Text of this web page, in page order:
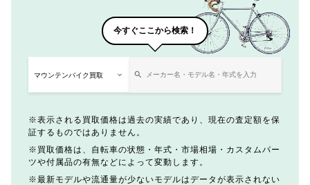
今すぐここから検索！
表示される買取価格は過去の実績であり、現在の査定額を保
証するものではありません。
買取価格は、自転車の状態・年式・市場相場・カスタムパー
ツや付属品の有無などによって変動します。
最新モデルや流通量が少ないモデルはデータが表示されない